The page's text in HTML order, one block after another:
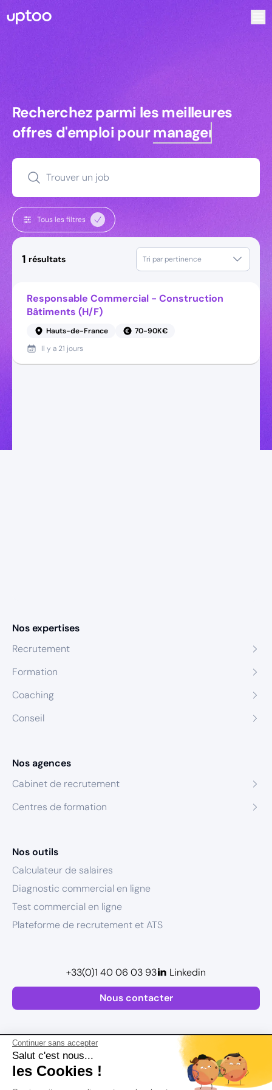
Continuer sans accepter
Salut c'est nous...
les Cookies !
Recherchez parmi les meilleures
Recherchez parmi les meilleures
offres d'emploi pourmanagers
Trouver un job
Tous les filtres
1 résultats Tri par pertinence
Responsable Commercial - Construction
Bâtiments (H/F)
Hauts-de-France
70-90K€
Il y a 21 jours
Nos expertises
Recrutement
Formation
Coaching
Conseil
Nos agences
Cabinet de recrutement
Centres de formation
Nos outils
Calculateur de salaires
Diagnostic commercial en ligne
Test commercial en ligne
Plateforme de recrutement et ATS
Nous contacter
+33(0)1 40 06 03 93 Linkedin